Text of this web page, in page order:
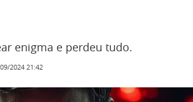
enigma e perdeu tudo.
2024 21:42